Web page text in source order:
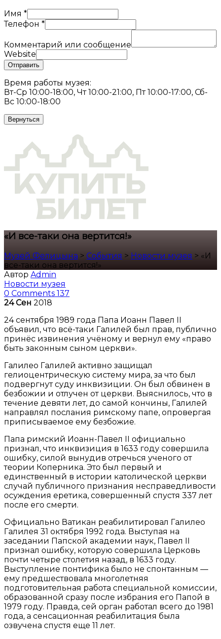
Имя *
Телефон *
Комментарий или сообщение
Website
Отправить
Время работы музея:
Вт-Ср 10:00-18:00, Чт 10:00-21:00, Пт 10:00-17:00, Сб-
Вс 10:00-18:00
Вернуться
«И все-таки она вертится!»
Музей Фелицына > События > Новости музея > «И
все-таки она вертится!»
Автор Admin
Новости музея
0 Comments 137
24 Сен 2018
24 сентября 1989 года Папа Иоанн Павел II
объявил, что всё-таки Галилей был прав, публично
принёс извинения учёному и вернул ему «право
быть законным сыном церкви».
Галилео Галилей активно защищал
гелиоцентрическую систему мира, за что был
подвергнут суду инквизиции. Он был обвинен в
безбожии и отлучен от церкви. Выяснилось, что в
течение девяти лет, до самой кончины, Галилей
направлял послания римскому папе, опровергая
приписываемое ему безбожие.
Папа римский Иоанн-Павел II официально
признал, что инквизиция в 1633 году совершила
ошибку, силой вынудив отречься ученого от
теории Коперника. Это был первый и
единственный в истории католической церкви
случай публичного признания несправедливости
осуждения еретика, совершенный спустя 337 лет
после его смерти.
Официально Ватикан реабилитировал Галилео
Галилея 31 октября 1992 года. Выступая на
заседании Папской академии наук, Павел II
признал ошибку, которую совершила Церковь
почти четыре столетия назад, в 1633 году.
Выступление понтифика было не спонтанным —
ему предшествовала многолетняя
подготовительная работа специальной комиссии,
образованной сразу после избрания его Папой в
1979 году. Правда, сей орган работал всего до 1981
года, а сенсационная реабилитация была
озвучена спустя еще 11 лет.